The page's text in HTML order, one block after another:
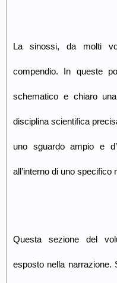
La sinossi, da molti
compendio. In queste
schematico e chiaro
disciplina scientifica
uno sguardo ampio e
all’interno di uno specifico
Questa sezione del
esposto nella narrazione.